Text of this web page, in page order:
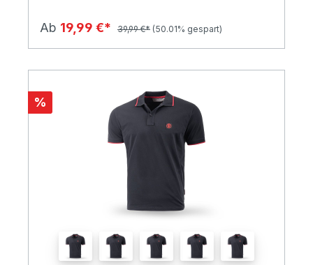
Ab 19,99 €* 39,99 €* (50.01% gespart)
%